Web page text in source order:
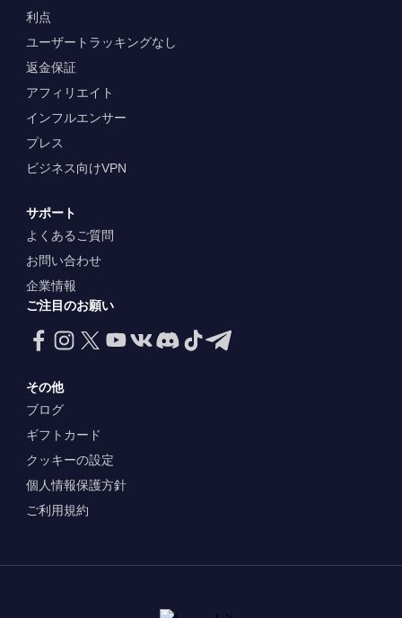
利点
ユーザートラッキングなし
返金保証
アフィリエイト
インフルエンサー
プレス
ビジネス向けVPN
サポート
よくあるご質問
お問い合わせ
企業情報
ご注目のお願い
その他
ブログ
ギフトカード
クッキーの設定
個人情報保護方針
ご利用規約